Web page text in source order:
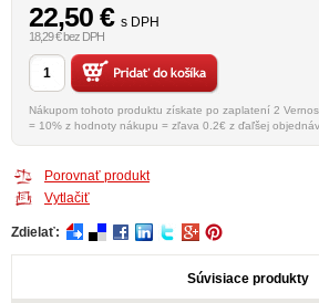
22,50 € s DPH
18,29 € bez DPH
Nákupom tohoto
= 10% z hodnoty nákupu = zľava 0.2€ z ďaľšej
Porovnať produkt
Vytlačiť
Zdielať:
Súvisiace produkty